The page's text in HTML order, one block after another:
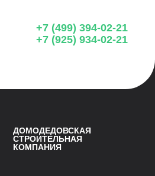
+7 (499) 394-02-21
+7 (925) 934-02-21
ДОМОДЕДОВСКАЯ
СТРОИТЕЛЬНАЯ
КОМПАНИЯ